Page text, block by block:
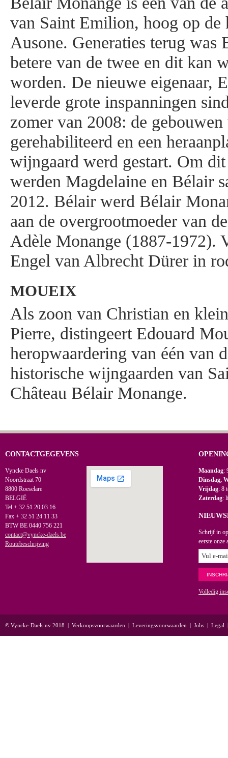
van Saint Emilion, hoog op de
Ausone. Generaties terug was
betere van de twee en dit kan
worden. De nieuwe eigenaar,
leverde grote inspanningen
zomer van 2008: de gebouwen
gerehabiliteerd en een
wijngaard werd gestart. Om
werden Magdelaine en Bélair
2012. Bélair werd Bélair
aan de overgrootmoeder van
Adèle Monange (1887-1972).
Engel van Albrecht Dürer in
MOUEIX
Als zoon van Christian en
Pierre, distingeert Edouard
heropwaardering van één van
historische wijngaarden van
Château Bélair Monange.
CONTACTGEGEVENS
Vyncke Daels nv
Noordstraat 70
8800 Roeselare
BELGIË
Tel + 32 51 20 03 16
Fax + 32 51 24 11 33
BTW BE 0440 756 221
contact@vyncke-daels.be
Routebeschrijving
Maandag:
Dinsdag,
Vrijdag: 8
Zaterdag:
Schrijf in
eerste onze
Volledig
© Vyncke-Daels nv 2018 | Verkoopsvoorwaarden | Leveringsvoorwaarden | Jobs | Legal